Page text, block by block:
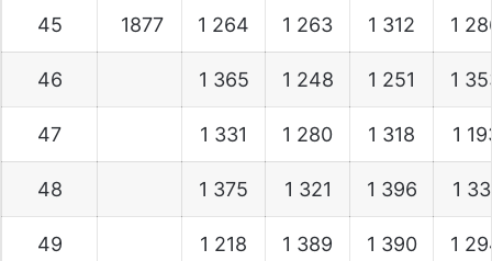
45 1877 1 264 1 263 1 312 1
46 1 365 1 248 1 251 1
47 1 331 1 280 1 318 1
48 1 375 1 321 1 396 1
49 1 218 1 389 1 390 1